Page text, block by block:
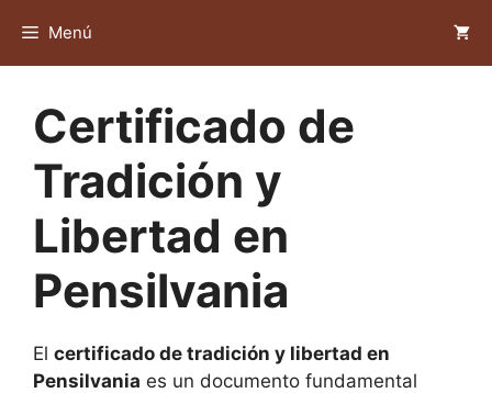
contenido
Menú
Certificado de
Tradición y
Libertad en
Pensilvania
El certificado de tradición y libertad en
Pensilvania es un documento fundamental